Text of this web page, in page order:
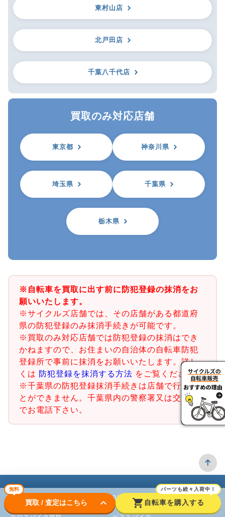
東村山店
北戸田店
千葉八千代店
買取のみ対応店舗
東京都 神奈川県
埼玉県 千葉県
栃木県
※自転車を買取に出す前に防犯登録の抹消をお
願いいたします。
※サイクルズ店舗では、その店舗がある都道府
県の防犯登録のみ抹消手続きが可能です。
※買取のみ対応店舗では防犯登録の抹消はでき
かねますので、お住まいの自治体の自転車防犯
登録所で事前に抹消をお願いいたします。詳し
くは 防犯登録を抹消する方法 をご覧ください。
※千葉県の防犯登録抹消手続きは店舗で行うこ
とができません。千葉県内の警察署又は交番ま
でお電話下さい。
無料
買取 / 査定はこちら keyboard_arrow_down shopping_cart
パーツも続々入荷中！
自転車を購入する
ロードバイク BMX